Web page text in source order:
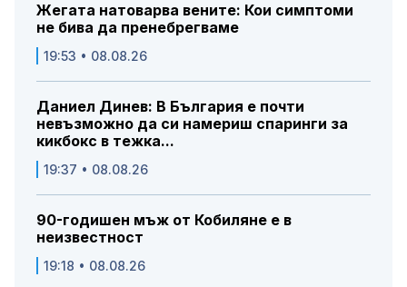
Жегата натоварва вените: Кои симптоми
не бива да пренебрегваме
19:53 • 08.08.26
Даниел Динев: В България е почти
невъзможно да си намериш спаринги за
кикбокс в тежка...
19:37 • 08.08.26
90-годишен мъж от Кобиляне е в
неизвестност
19:18 • 08.08.26